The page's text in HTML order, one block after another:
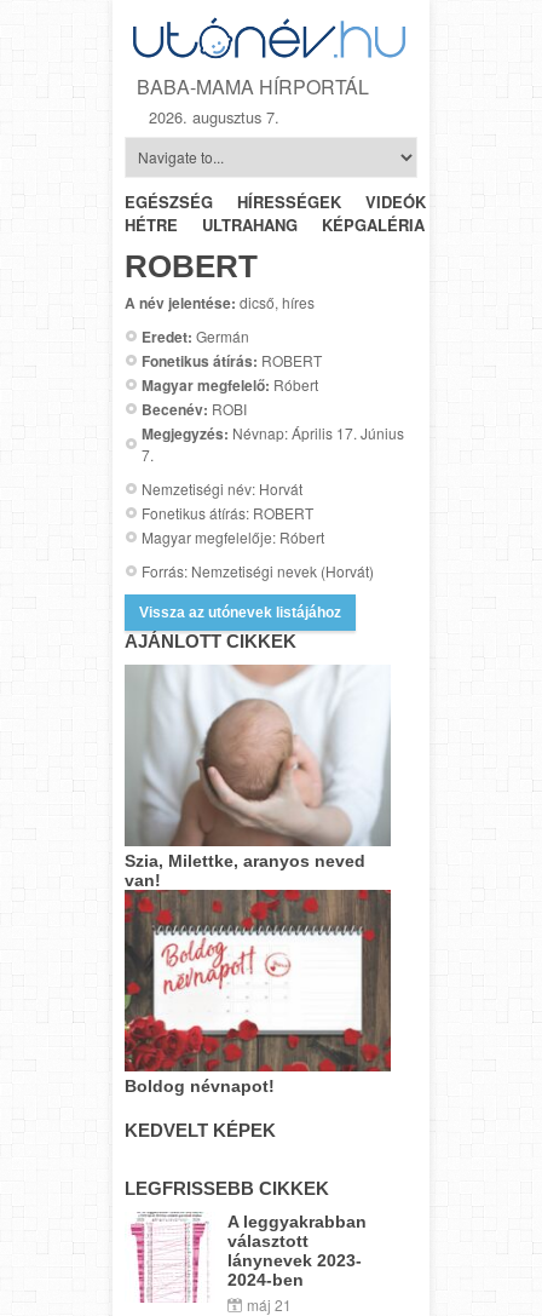
BABA-MAMA HÍRPORTÁL
2026. augusztus 7.
EGÉSZSÉG HÍRESSÉGEK VIDEÓK
HÉTRŐL-
HÉTRE
ULTRAHANG KÉPGALÉRIA
ROBERT
A név jelentése: dicső, híres
Eredet: Germán
Fonetikus átírás: ROBERT
Magyar megfelelő: Róbert
Becenév: ROBI
Megjegyzés: Névnap: Április 17. Június
7.
Nemzetiségi név: Horvát
Fonetikus átírás: ROBERT
Magyar megfelelője: Róbert
Forrás: Nemzetiségi nevek (Horvát)
Vissza az utónevek listájához
AJÁNLOTT CIKKEK
Szia, Milettke, aranyos neved
van!
Boldog névnapot!
KEDVELT KÉPEK
LEGFRISSEBB CIKKEK
A leggyakrabban
választott
lánynevek 2023-
2024-ben
máj 21